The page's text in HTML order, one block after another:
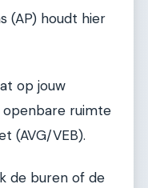
(AP) houdt hier
op jouw
ruimte
(AVG/VEB).
de buren of de